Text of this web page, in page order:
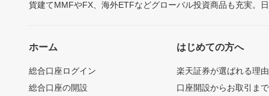
貨建てMMFやFX、海外ETFなどグローバル投資商品も充実。
ホーム
総合口座ログイン
総合口座の開設
はじめての方へ
楽天証券が選ばれる理由
口座開設からお取引ま